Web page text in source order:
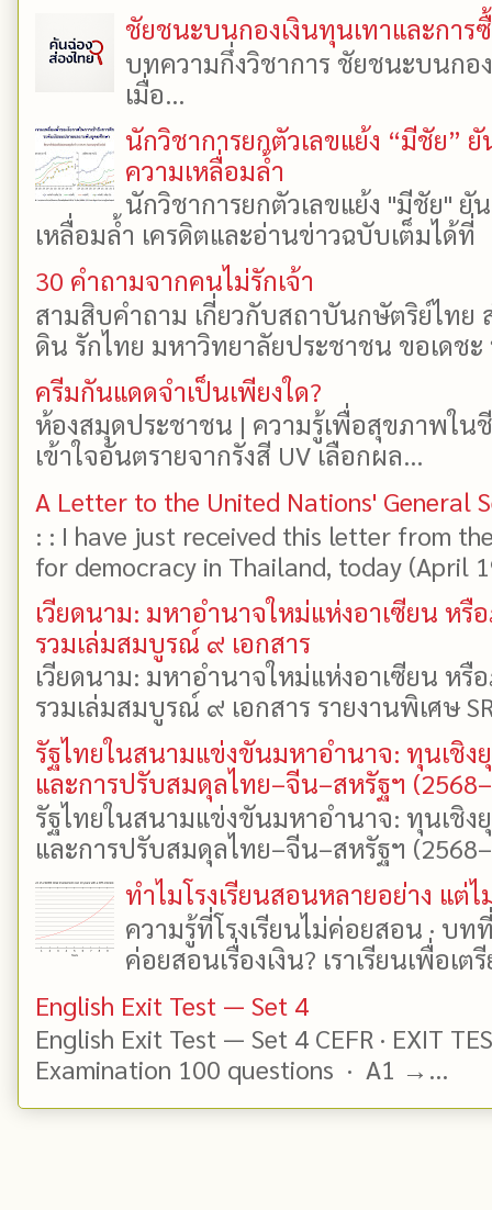
ชัยชนะบนกองเงินทุนเทาและการ
บทความกึ่งวิชาการ ชัยชนะบนกอ
เมื่อ...
นักวิชาการยกตัวเลขแย้ง “มีชัย”
ความเหลื่อมล้ำ
นักวิชาการยกตัวเลขแย้ง "มีชัย"
เหลื่อมล้ำ เครดิตและอ่านข่าวฉบับเต็มได้
30 คำถามจากคนไม่รักเจ้า
สามสิบคำถาม เกี่ยวกับสถาบันกษัตริย์ไทย
ดิน รักไทย มหาวิทยาลัยประชาชน ขอเดช
ครีมกันแดดจำเป็นเพียงใด?
ห้องสมุดประชาชน | ความรู้เพื่อสุขภาพใน
เข้าใจอันตรายจากรังสี UV เลือกผล...
A Letter to the United Nations' General
: : I have just received this letter from
for democracy in Thailand, today (April
เวียดนาม: มหาอำนาจใหม่แห่งอาเซียน ห
รวมเล่มสมบูรณ์ ๙ เอกสาร
เวียดนาม: มหาอำนาจใหม่แห่งอาเซียน ห
รวมเล่มสมบูรณ์ ๙ เอกสาร รายงานพิเศษ
รัฐไทยในสนามแข่งขันมหาอำนาจ: ทุนเชิง
และการปรับสมดุลไทย–จีน–สหรัฐฯ
รัฐไทยในสนามแข่งขันมหาอำนาจ: ทุนเชิง
และการปรับสมดุลไทย–จีน–สหรัฐฯ
ทำไมโรงเรียนสอนหลายอย่าง แต่ไ
ความรู้ที่โรงเรียนไม่ค่อยสอน · บ
ค่อยสอนเรื่องเงิน? เราเรียนเพื่อเต
English Exit Test — Set 4
English Exit Test — Set 4 CEFR · EXIT
Examination 100 questions · A1 →...